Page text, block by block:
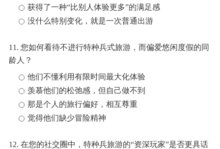
获得了一种“比别人体验更多”的满足感
没什么特别变化，就是一次普通出游
11. 您如何看待不进行特种兵式旅游，而偏爱悠闲度假的同
龄人？
他们不懂利用有限时间最大化体验
羡慕他们的松弛感，但自己做不到
那是个人的旅行偏好，相互尊重
觉得他们缺少冒险精神
12. 在您的社交圈中，特种兵旅游的“资深玩家”是否更具话